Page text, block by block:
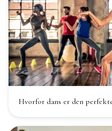
Hvorfor dans er den